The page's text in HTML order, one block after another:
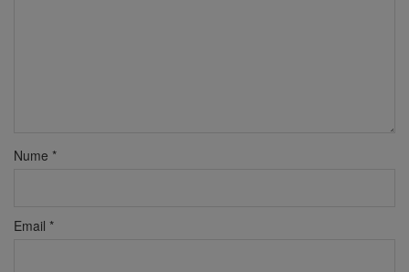
Nume *
Email *